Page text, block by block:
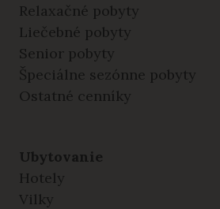
Relaxačné pobyty
Liečebné pobyty
Senior pobyty
Špeciálne sezónne pobyty
Ostatné cenníky
Ubytovanie
Hotely
Vilky